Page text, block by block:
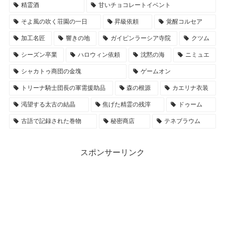
精霊酒 甘いチョコレートイベント
そよ風の吹く荘園の一日 昇級依頼 覚醒コルセア
加工名匠 響きの地 ガイピンラーシア寺院 クツム
シーズン卒業 ハロウィン依頼 沈黙の海 ニミュエ
シャカトゥ商団の金塊 ゲームオン
トリーナ騎士団長の軍需援助品 森の根源 カエリナ衣装
渇望する太古の結晶 焦げた精霊の残滓 ドゥーム
古語で記録された巻物 秘密商店 テネブラウム
スポンサーリンク